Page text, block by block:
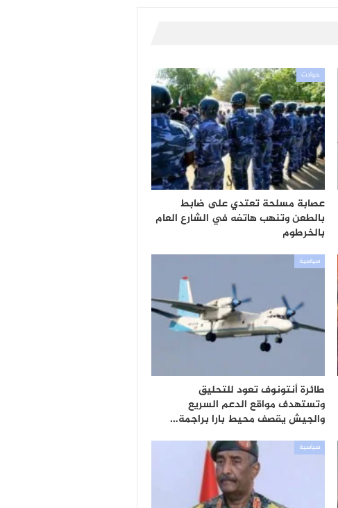
حوادث
عصابة مسلحة تعتدي على ضابط
بالطعن وتنهب هاتفه في الشارع العام
بالخرطوم
سياسية
طائرة أنتونوف تعود للتحليق
وتستهدف مواقع الدعم السريع
والجيش يقصف محيط بارا براجمة…
سياسية